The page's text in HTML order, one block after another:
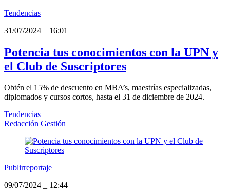
Tendencias
31/07/2024
16:01
Potencia tus conocimientos con la UPN y
el Club de Suscriptores
Obtén el 15% de descuento en MBA’s, maestrías especializadas,
diplomados y cursos cortos, hasta el 31 de diciembre de 2024.
Tendencias
Redacción Gestión
Publirreportaje
09/07/2024
12:44